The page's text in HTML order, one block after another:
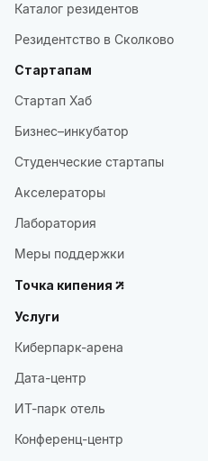
Каталог резидентов
Резидентство в Сколково
Стартапам
Стартап Хаб
Бизнес–инкубатор
Студенческие стартапы
Акселераторы
Лаборатория
Меры поддержки
Точка кипения
Услуги
Киберпарк-арена
Дата-центр
ИТ-парк отель
Конференц-центр